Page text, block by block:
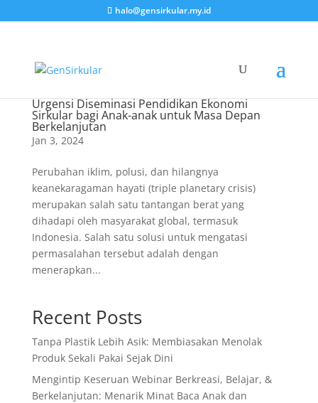
halo@gensirkular.my.id
Urgensi Diseminasi Pendidikan Ekonomi
Sirkular bagi Anak-anak untuk Masa Depan
Berkelanjutan
Jan 3, 2024
Perubahan iklim, polusi, dan hilangnya
keanekaragaman hayati (triple planetary crisis)
merupakan salah satu tantangan berat yang
dihadapi oleh masyarakat global, termasuk
Indonesia. Salah satu solusi untuk mengatasi
permasalahan tersebut adalah dengan
menerapkan...
Recent Posts
Tanpa Plastik Lebih Asik: Membiasakan Menolak
Produk Sekali Pakai Sejak Dini
Mengintip Keseruan Webinar Berkreasi, Belajar, &
Berkelanjutan: Menarik Minat Baca Anak dan